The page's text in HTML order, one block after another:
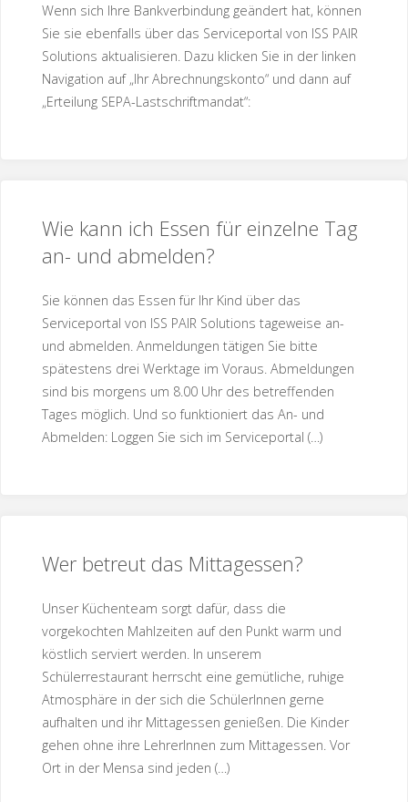
Wenn sich Ihre Bankverbindung geändert hat, können
Sie sie ebenfalls über das Serviceportal von ISS PAIR
Solutions aktualisieren. Dazu klicken Sie in der linken
Navigation auf „Ihr Abrechnungskonto“ und dann auf
„Erteilung SEPA-Lastschriftmandat“:
Wie kann ich Essen für einzelne Tag
an- und abmelden?
Sie können das Essen für Ihr Kind über das
Serviceportal von ISS PAIR Solutions tageweise an-
und abmelden. Anmeldungen tätigen Sie bitte
spätestens drei Werktage im Voraus. Abmeldungen
sind bis morgens um 8.00 Uhr des betreffenden
Tages möglich. Und so funktioniert das An- und
Abmelden: Loggen Sie sich im Serviceportal (…)
Wer betreut das Mittagessen?
Unser Küchenteam sorgt dafür, dass die
vorgekochten Mahlzeiten auf den Punkt warm und
köstlich serviert werden. In unserem
Schülerrestaurant herrscht eine gemütliche, ruhige
Atmosphäre in der sich die SchülerInnen gerne
aufhalten und ihr Mittagessen genießen. Die Kinder
gehen ohne ihre LehrerInnen zum Mittagessen. Vor
Ort in der Mensa sind jeden (…)